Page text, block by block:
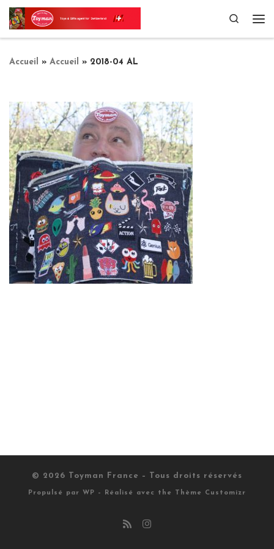
Passer au contenu
Search
Accueil » Accueil » 2018-04 AL
© 2026 Toyman France – Tous droits réservés
Propulsé par WP – Réalisé avec the Thème Customizr